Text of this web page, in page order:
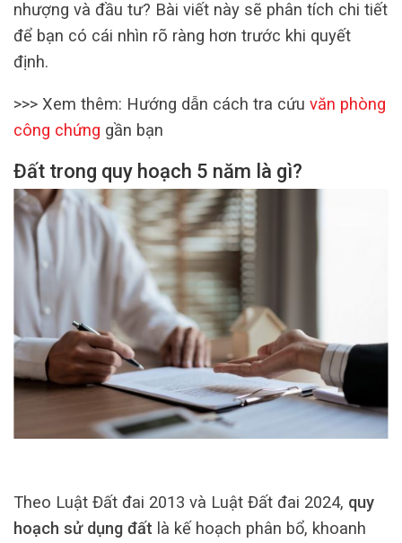
nhượng và đầu tư? Bài viết này sẽ phân tích chi tiết
để bạn có cái nhìn rõ ràng hơn trước khi quyết
định.
>>> Xem thêm: Hướng dẫn cách tra cứu văn phòng
công chứng gần bạn
Đất trong quy hoạch 5 năm là gì?
Theo Luật Đất đai 2013 và Luật Đất đai 2024, quy
hoạch sử dụng đất là kế hoạch phân bổ, khoanh